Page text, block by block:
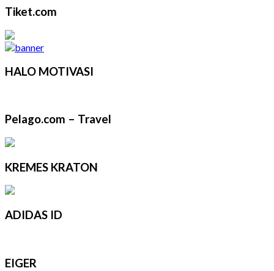
Tiket.com
HALO MOTIVASI
Pelago.com – Travel
KREMES KRATON
ADIDAS ID
EIGER